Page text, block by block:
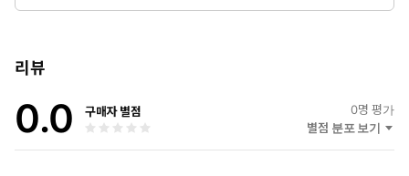
터와 환경이 생동감 있게 표현되는 과정을 이해하게 됩니다.
다. 게임의 기획, 스토리라인 구축, 레벨 디자인, 사용자 인터페이
작하는 방법에 대해 설명합니다. 또한, 게임 테스트의 중요성을 강조
하며, 버그를 찾아내고 플레이어의 피드백을 반영하는 과정에서의
노하우를 공유합니다.
리뷰
0.0 구매자 별점 0명 평가
별점 분포 보기